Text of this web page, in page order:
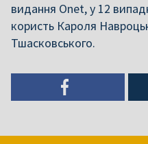
видання Onet, у 12
користь Кароля
Тшасковського.